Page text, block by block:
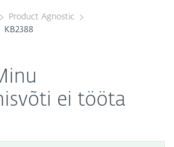
Product Agnostic
KB2388
ei tööta